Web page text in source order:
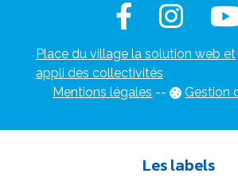
Place du village la solution web et
appli des collectivités
Mentions légales -- Gestion
Les labels